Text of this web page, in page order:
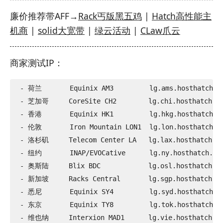
廉价推荐带AFF→Rack丐版黑五鸡 | Hatch高性能主
机商 | solid大宽带 | 绿云活动 | CLaw爪云
商家测试IP：
- 荷兰       Equinix AM3
- 芝加哥     CoreSite CH2
- 香港       Equinix HK1
- 伦敦       Iron Mountain LON1
- 洛杉矶     Telecom Center LA
- 纽约       INAP/EVOCative
- 奥斯陆     Blix BDC
- 新加坡     Racks Central
- 悉尼       Equinix SY4
- 东京       Equinix TY8
- 维也纳     Interxion MAD1